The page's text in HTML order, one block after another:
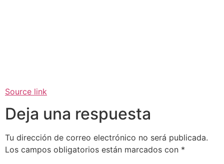
Source link
Deja una respuesta
Tu dirección de correo electrónico no será publicada.
Los campos obligatorios están marcados con *